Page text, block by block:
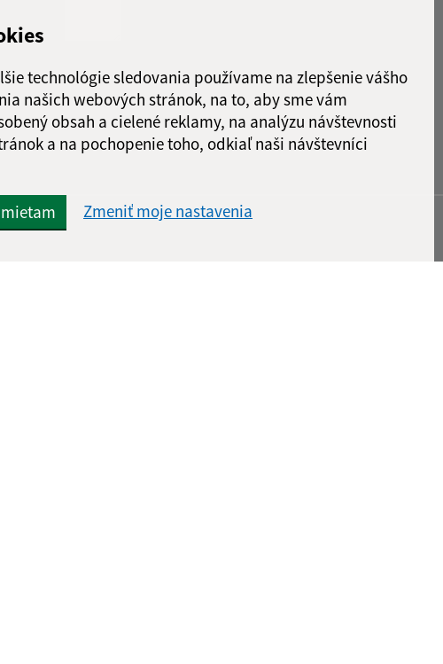
technológie sledovania používame na zlepšenie vášho
našich webových stránok, na to, aby sme vám
obsah a cielené reklamy, na analýzu návštevnosti
a na pochopenie toho, odkiaľ naši návštevníci
Zmeniť moje nastavenia
Response
správu